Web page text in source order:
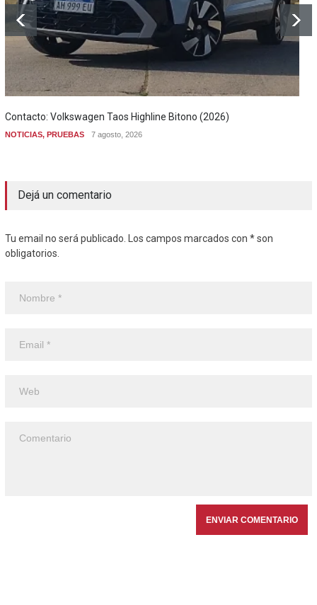
Contacto: Volkswagen Taos Highline Bitono (2026)
NOTICIAS, PRUEBAS 7 agosto, 2026
Dejá un comentario
Tu email no será publicado. Los campos marcados con * son
obligatorios.